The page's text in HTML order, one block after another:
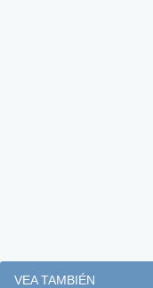
VEA TAMBIÉN